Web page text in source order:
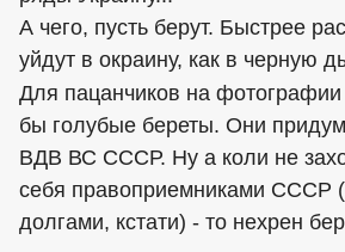
А чего, пусть берут. Быстрее
уйдут в окраину, как в черную
Для пацанчиков на фотографии
бы голубые береты. Они
ВДВ ВС СССР. Ну а коли не
себя правоприемниками СССР
долгами, кстати) - то нехрен